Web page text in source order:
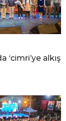
‘cimri’ye alkış